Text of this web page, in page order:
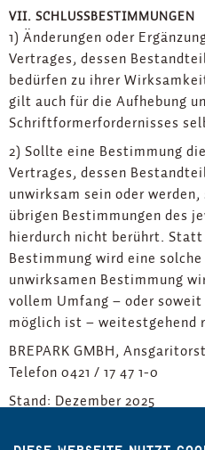
VII. SCHLUSSBESTIMMUNGEN
1) Änderungen oder
Vertrages, dessen
bedürfen zu ihrer
gilt auch für die Aufhebung
Schriftformerfordernisses
2) Sollte eine Bestimmung
Vertrages, dessen
unwirksam sein oder
übrigen Bestimmungen des
hierdurch nicht berührt.
Bestimmung wird eine
unwirksamen Bestimmung
vollem Umfang – oder
möglich ist – weitestgehend
BREPARK GMBH,
Telefon 0421 / 17 47 1-0
Stand: Dezember 2025